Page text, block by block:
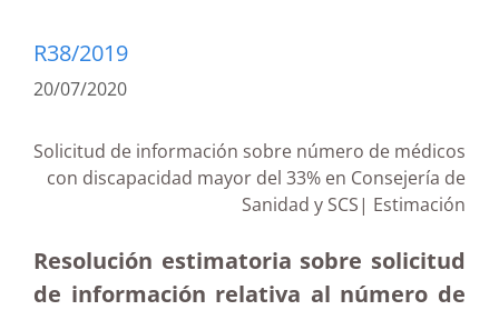
R38/2019
20/07/2020
Solicitud de información sobre número de médicos
con discapacidad mayor del 33% en Consejería de
Sanidad y SCS| Estimación
Resolución estimatoria sobre solicitud
de información relativa al número de